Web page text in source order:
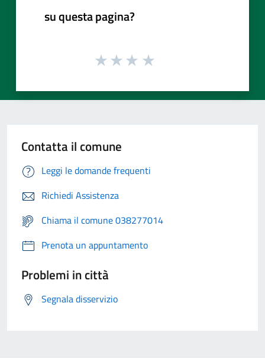
su questa pagina?
Contatta il comune
Leggi le domande frequenti
Richiedi Assistenza
Chiama il comune 038277014
Prenota un appuntamento
Problemi in città
Segnala disservizio